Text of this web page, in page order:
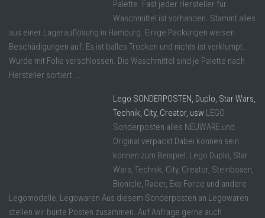
Palette. Fast jeder Hersteller für
Waschmittel ist vorhanden. Stammt alles
aus einer Lagerauflösung in Hamburg. Einige Packungen weisen
Beschädigungen auf. Es ist balles Trocken und nichts ist verklumpt.
Wurde mit Folie verschlossen. Die Waschmittel sind je Palette nach
Hersteller sortiert ...
Lego SONDERPOSTEN, Duplo, Star Wars,
Technik, City, Creator, usw LEGO
Sonderposten alles NEUWARE und
Original verpackt Dabei können sein
können zum Beispiel: Lego Duplo, Star
Wars, Technik, City, Creator, Steinboxen,
Bionicle, Racer, Exo Force und andere
Legomodelle, Legowaren Aus diesem Sonderposten an Legowaren
stellen wir bunte Posten zusammen. Auf Anfrage gerne auch